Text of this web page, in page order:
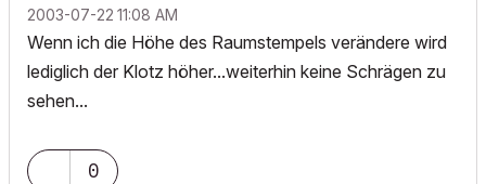
‎2003-07-22 11:08 AM
Wenn ich die Höhe des Raumstempels verändere wird
lediglich der Klotz höher...weiterhin keine Schrägen zu
sehen...
0